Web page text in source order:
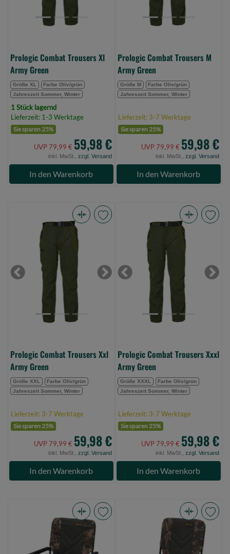
Prologic Combat Trousers Xl
Army Green
Größe XL
Farbe Oliv/grün
Jahreszeit Sommer, Winter
1 Stück lagernd
Lieferzeit: 1-3 Werktage
Sie sparen 25%
UVP 79,99 € 59,98 €
inkl. MwSt., zzgl. Versand
In den Warenkorb
Prologic Combat Trousers M
Army Green
Größe M
Farbe Oliv/grün
Jahreszeit Sommer, Winter
Lieferzeit: 3-7 Werktage
Sie sparen 25%
UVP 79,99 € 59,98 €
inkl. MwSt., zzgl. Versand
In den Warenkorb
Trousers
Xxl
ArmyPrevious Next
Prologic Combat Trousers Xxl
Army Green
Größe XXL
Farbe Oliv/grün
Jahreszeit Sommer, Winter
Lieferzeit: 3-7 Werktage
Sie sparen 25%
UVP 79,99 € 59,98 €
inkl. MwSt., zzgl. Versand
In den Warenkorb
Trousers
Xxxl
ArmyPrevious Next
Prologic Combat Trousers Xxxl
Army Green
Größe XXXL
Farbe Oliv/grün
Jahreszeit Sommer, Winter
Lieferzeit: 3-7 Werktage
Sie sparen 25%
UVP 79,99 € 59,98 €
inkl. MwSt., zzgl. Versand
In den Warenkorb
CamoChair47.5X42X50cm